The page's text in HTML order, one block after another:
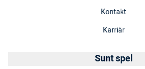
Kontakt
Karriär
Sunt spel